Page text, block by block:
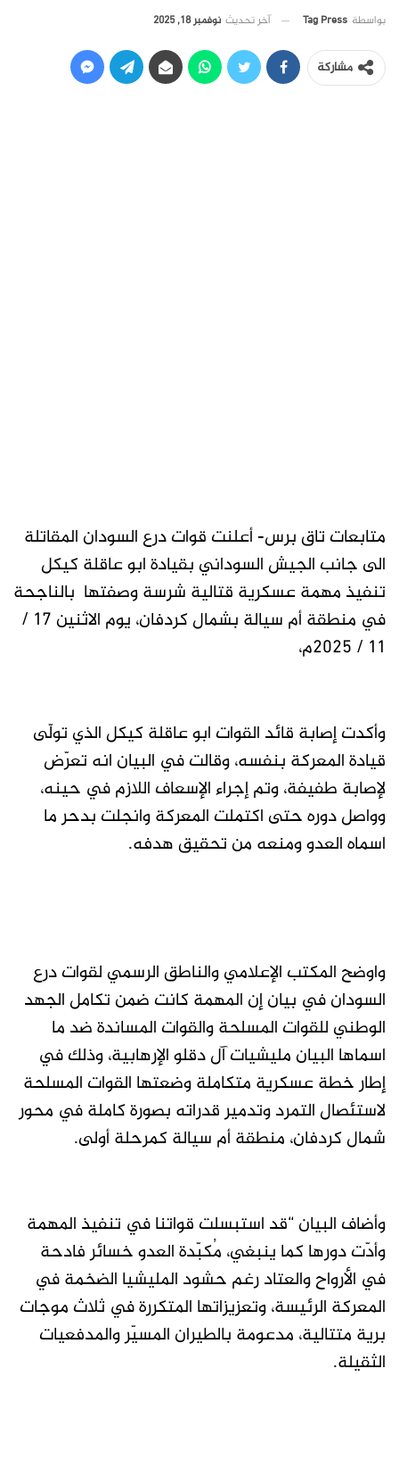
بواسطة Tag Press آخر تحديث نوفمبر 18, 2025
مشاركة
متابعات تاق برس- أعلنت قوات درع السودان المقاتلة
الى جانب الجيش السوداني بقيادة ابو عاقلة كيكل
تنفيذ مهمة عسكرية قتالية شرسة وصفتها بالناجحة
في منطقة أم سيالة بشمال كردفان، يوم الاثنين 17 /
11 / 2025م،
وأكدت إصابة قائد القوات ابو عاقلة كيكل الذي تولّى
قيادة المعركة بنفسه، وقالت في البيان انه تعرّض
لإصابة طفيفة، وتم إجراء الإسعاف اللازم في حينه،
وواصل دوره حتى اكتملت المعركة وانجلت بدحر ما
اسماه العدو ومنعه من تحقيق هدفه.
واوضح المكتب الإعلامي والناطق الرسمي لقوات درع
السودان في بيان إن المهمة كانت ضمن تكامل الجهد
الوطني للقوات المسلحة والقوات المساندة ضد ما
اسماها البيان مليشيات آل دقلو الإرهابية، وذلك في
إطار خطة عسكرية متكاملة وضعتها القوات المسلحة
لاستئصال التمرد وتدمير قدراته بصورة كاملة في محور
شمال كردفان، منطقة أم سيالة كمرحلة أولى.
وأضاف البيان “قد استبسلت قواتنا في تنفيذ المهمة
وأدّت دورها كما ينبغي، مُكبّدة العدو خسائر فادحة
في الأرواح والعتاد رغم حشود المليشيا الضخمة في
المعركة الرئيسة، وتعزيزاتها المتكررة في ثلاث موجات
برية متتالية، مدعومة بالطيران المسيّر والمدفعيات
الثقيلة.